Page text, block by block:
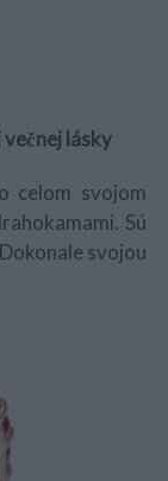
lásky
celom svojom
Sú
svojou